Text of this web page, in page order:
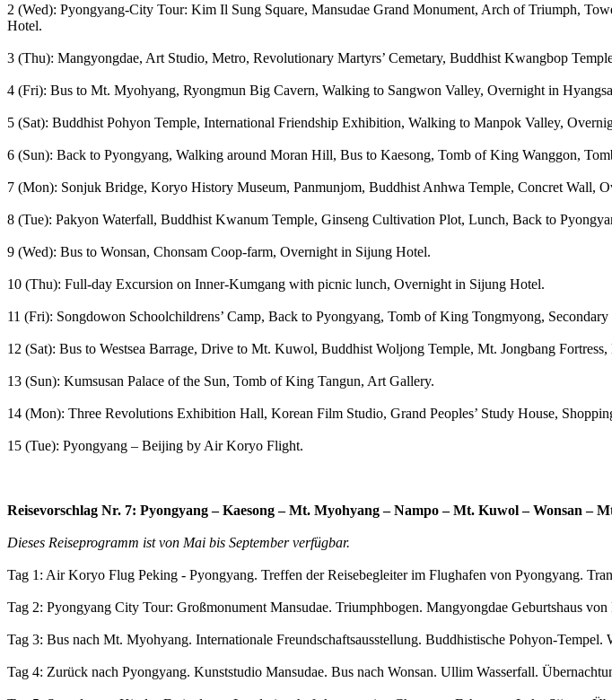
2 (Wed): Pyongyang-City Tour: Kim Il Sung Square, Mansudae Grand Monument, Arch of Triumph,
Hotel.
3 (Thu): Mangyongdae, Art Studio, Metro, Revolutionary Martyrs’ Cemetary, Buddhist Kwangbop
4 (Fri): Bus to Mt. Myohyang, Ryongmun Big Cavern, Walking to Sangwon Valley, Overnight in
5 (Sat): Buddhist Pohyon Temple, International Friendship Exhibition, Walking to Manpok Valley,
6 (Sun): Back to Pyongyang, Walking around Moran Hill, Bus to Kaesong, Tomb of King Wanggon,
7 (Mon): Sonjuk Bridge, Koryo History Museum, Panmunjom, Buddhist Anhwa Temple, Concret Wall,
8 (Tue): Pakyon Waterfall, Buddhist Kwanum Temple, Ginseng Cultivation Plot, Lunch, Back to
9 (Wed): Bus to Wonsan, Chonsam Coop-farm, Overnight in Sijung Hotel.
10 (Thu): Full-day Excursion on Inner-Kumgang with picnic lunch, Overnight in Sijung Hotel.
11 (Fri): Songdowon Schoolchildrens’ Camp, Back to Pyongyang, Tomb of King Tongmyong, Secondary
12 (Sat): Bus to Westsea Barrage, Drive to Mt. Kuwol, Buddhist Woljong Temple, Mt. Jongbang
13 (Sun): Kumsusan Palace of the Sun, Tomb of King Tangun, Art Gallery.
14 (Mon): Three Revolutions Exhibition Hall, Korean Film Studio, Grand Peoples’ Study House,
15 (Tue): Pyongyang – Beijing by Air Koryo Flight.
Reisevorschlag Nr. 7: Pyongyang – Kaesong – Mt. Myohyang – Nampo – Mt. Kuwol – Wonsan –
Dieses Reiseprogramm ist von Mai bis September verfügbar.
Tag 1 : Air Koryo Flug Peking - Pyongyang. Treffen der Reisebegleiter im Flughafen von Pyongyang.
Tag 2: Pyongyang City Tour: Großmonument Mansudae. Triumphbogen. Mangyongdae Geburtshaus
Tag 3: Bus nach Mt. Myohyang. Internationale Freundschaftsausstellung. Buddhistische Pohyon-Tempel.
Tag 4: Zurück nach Pyongyang. Kunststudio Mansudae. Bus nach Wonsan. Ullim Wasserfall.